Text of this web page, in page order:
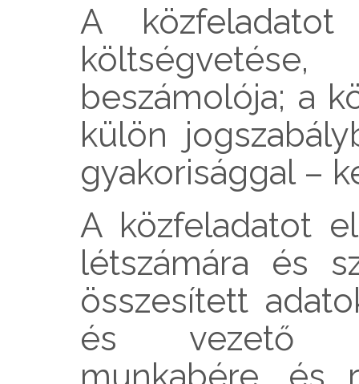
A
beszámolója; a
külön
gyakorisággal –
A közfeladatot
létszámára és
összesített
és vezető
munkabére, és